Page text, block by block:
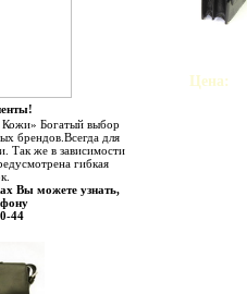
Богатый выбор
брендов.Всегда для
Так же в зависимости
гибкая
Вы можете узнать,
44
Цена: